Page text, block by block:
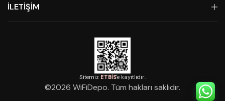
İLETİŞİM
Sitemiz ETBİS'e kayıtlıdır.
©2026 WiFiDepo. Tüm hakları saklıdır.